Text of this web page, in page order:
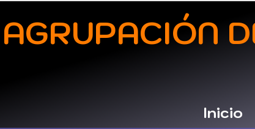
Inicio